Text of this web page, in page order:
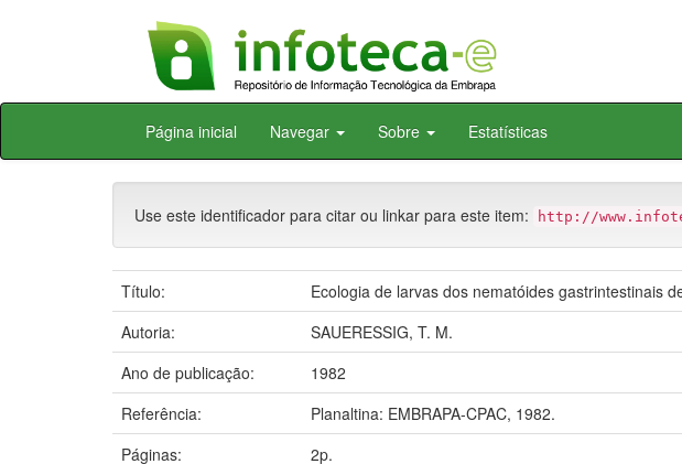
Skip
Página inicial Navegar Sobre Estatísticas
Use este identificador para citar ou linkar para este item: http://
Título:
Ecologia de larvas dos nematóides gastrintestinais
Autoria:
SAUERESSIG, T. M.
Ano de publicação:
1982
Referência:
Planaltina: EMBRAPA-CPAC, 1982.
Páginas:
2p.